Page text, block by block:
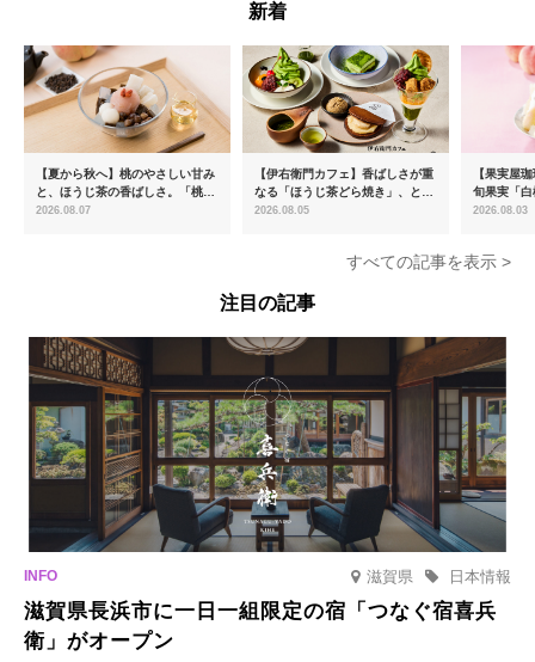
新着
【夏から秋へ】桃のやさしい甘み
と、ほうじ茶の香ばしさ。「桃と
ほうじ茶のあんみつ」を8月中旬
2026.08.07
【伊右衛門カフェ】香ばしさが重
なる「ほうじ茶どら焼き」、とろ
ける「宇治抹茶ティラミス」が新
2026.08.05
【果実屋
旬果実「
限定販売
2026.08.03
すべての記事を表示 >
注目の記事
滋賀県 日本情報
滋賀県長浜市に一日一組限定の宿「つなぐ宿喜兵
衛」がオープン